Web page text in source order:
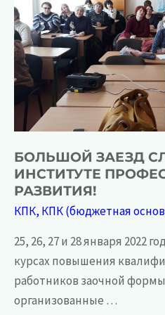
БОЛЬШОЙ ЗАЕЗД
ИНСТИТУТЕ
РАЗВИТИЯ!
КПК, КПК (бюджетная
25, 26, 27 и 28 января 2022
курсах повышения
работников заочной
организованные …